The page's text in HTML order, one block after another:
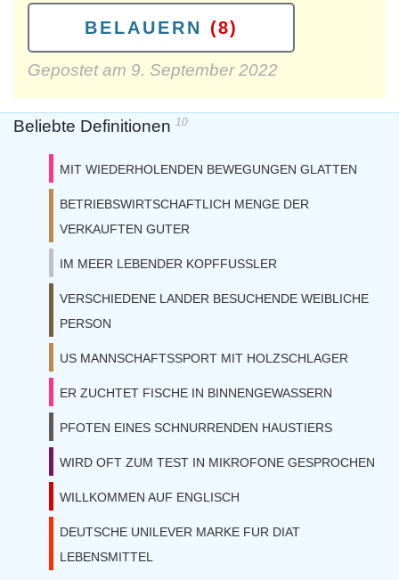
BELAUERN (8)
Gepostet am 9. September 2022
Beliebte Definitionen 10
MIT WIEDERHOLENDEN BEWEGUNGEN GLATTEN
BETRIEBSWIRTSCHAFTLICH MENGE DER
VERKAUFTEN GUTER
IM MEER LEBENDER KOPFFUSSLER
VERSCHIEDENE LANDER BESUCHENDE WEIBLICHE
PERSON
US MANNSCHAFTSSPORT MIT HOLZSCHLAGER
ER ZUCHTET FISCHE IN BINNENGEWASSERN
PFOTEN EINES SCHNURRENDEN HAUSTIERS
WIRD OFT ZUM TEST IN MIKROFONE GESPROCHEN
WILLKOMMEN AUF ENGLISCH
DEUTSCHE UNILEVER MARKE FUR DIAT
LEBENSMITTEL